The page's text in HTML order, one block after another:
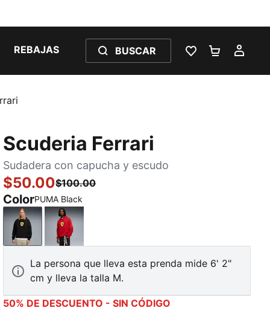
REBAJAS BUSCAR
LISTA DE
Scuderia Ferrari
Sudadera con capucha y escudo
$50.00$100.00
ColorPUMA Black
PUMA BlackRosso Corsa
La persona que lleva esta prenda mide 6' 2"
cm y lleva la talla M.
50% DE DESCUENTO - SIN CÓDIGO